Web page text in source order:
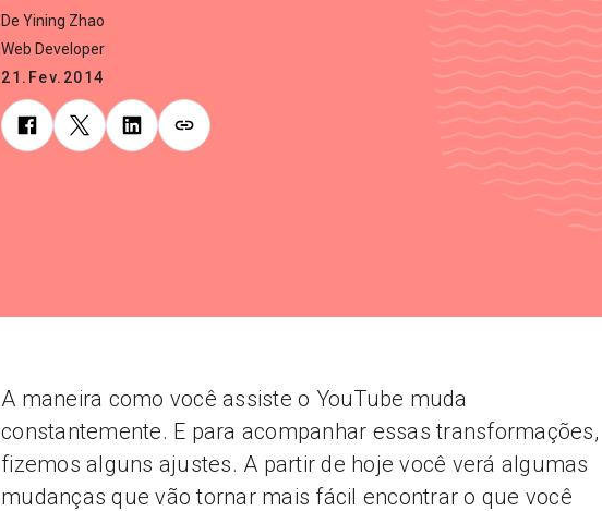
De Yining Zhao
Web Developer
21.Fev.2014
A maneira como você assiste o YouTube muda
constantemente. E para acompanhar essas transformações,
fizemos alguns ajustes. A partir de hoje você verá algumas
mudanças que vão tornar mais fácil encontrar o que você